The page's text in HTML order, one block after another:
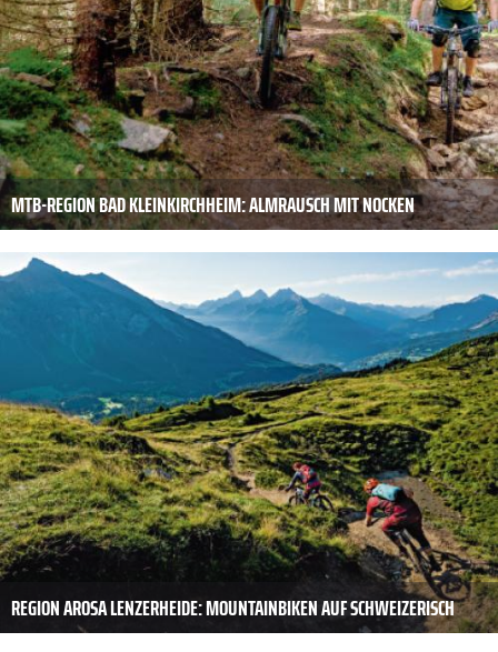
MTB-REGION BAD KLEINKIRCHHEIM: ALMRAUSCH MIT NOCKEN
REGION AROSA LENZERHEIDE: MOUNTAINBIKEN AUF SCHWEIZERISCH